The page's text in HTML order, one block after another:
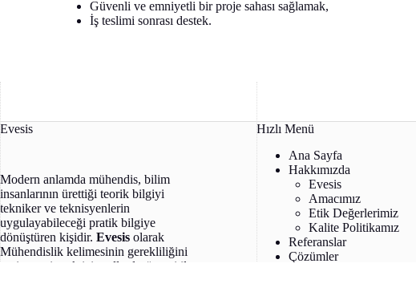
Güvenli ve emniyetli bir proje sahası sağlamak,
İş teslimi sonrası destek.
Evesis
Modern anlamda mühendis, bilim
insanlarının ürettiği teorik bilgiyi
tekniker ve teknisyenlerin
uygulayabileceği pratik bilgiye
dönüştüren kişidir. Evesis olarak
Mühendislik kelimesinin gerekliliğini
yerine getirmek için yıllardır özveri ile
Hızlı Menü
Ana Sayfa
Hakkımızda
Evesis
Amacımız
Etik Değerlerimiz
Kalite Politikamız
Referanslar
Çözümler